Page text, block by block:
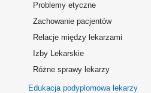
Problemy etyczne
Zachowanie pacjentów
Relacje między lekarzami
Izby Lekarskie
Różne sprawy lekarzy
Edukacja podyplomowa lekarzy